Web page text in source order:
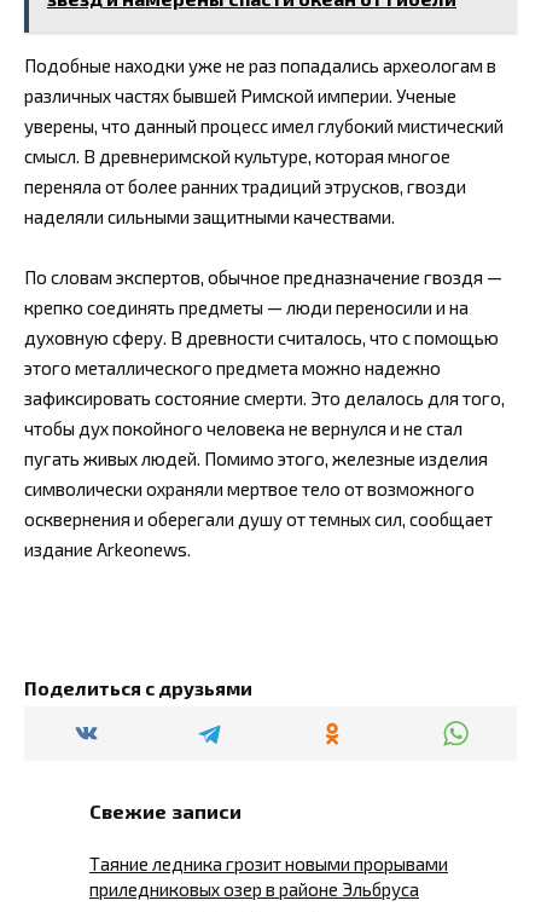
Подобные находки уже не раз попадались археологам в
различных частях бывшей Римской империи. Ученые
уверены, что данный процесс имел глубокий мистический
смысл. В древнеримской культуре, которая многое
переняла от более ранних традиций этрусков, гвозди
наделяли сильными защитными качествами.
По словам экспертов, обычное предназначение гвоздя —
крепко соединять предметы — люди переносили и на
духовную сферу. В древности считалось, что с помощью
этого металлического предмета можно надежно
зафиксировать состояние смерти. Это делалось для того,
чтобы дух покойного человека не вернулся и не стал
пугать живых людей. Помимо этого, железные изделия
символически охраняли мертвое тело от возможного
осквернения и оберегали душу от темных сил, сообщает
издание Arkeonews.
Поделиться с друзьями
Свежие записи
Таяние ледника грозит новыми прорывами
приледниковых озер в районе Эльбруса